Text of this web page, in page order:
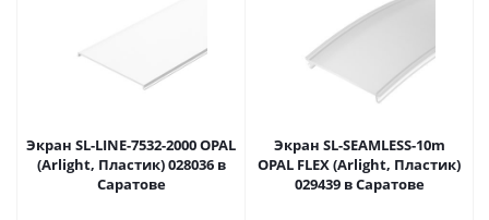
Экран SL-LINE-7532-2000 OPAL
(Arlight, Пластик) 028036 в
Саратове
Экран SL-SEAMLESS-10m
OPAL FLEX (Arlight, Пластик)
029439 в Саратове